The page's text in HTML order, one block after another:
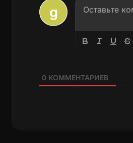
0КОММЕНТАРИЕВ